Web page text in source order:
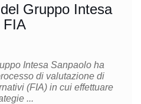
Gruppo Intesa
FIA
Intesa Sanpaolo ha
di valutazione di
(FIA) in cui effettuare
...